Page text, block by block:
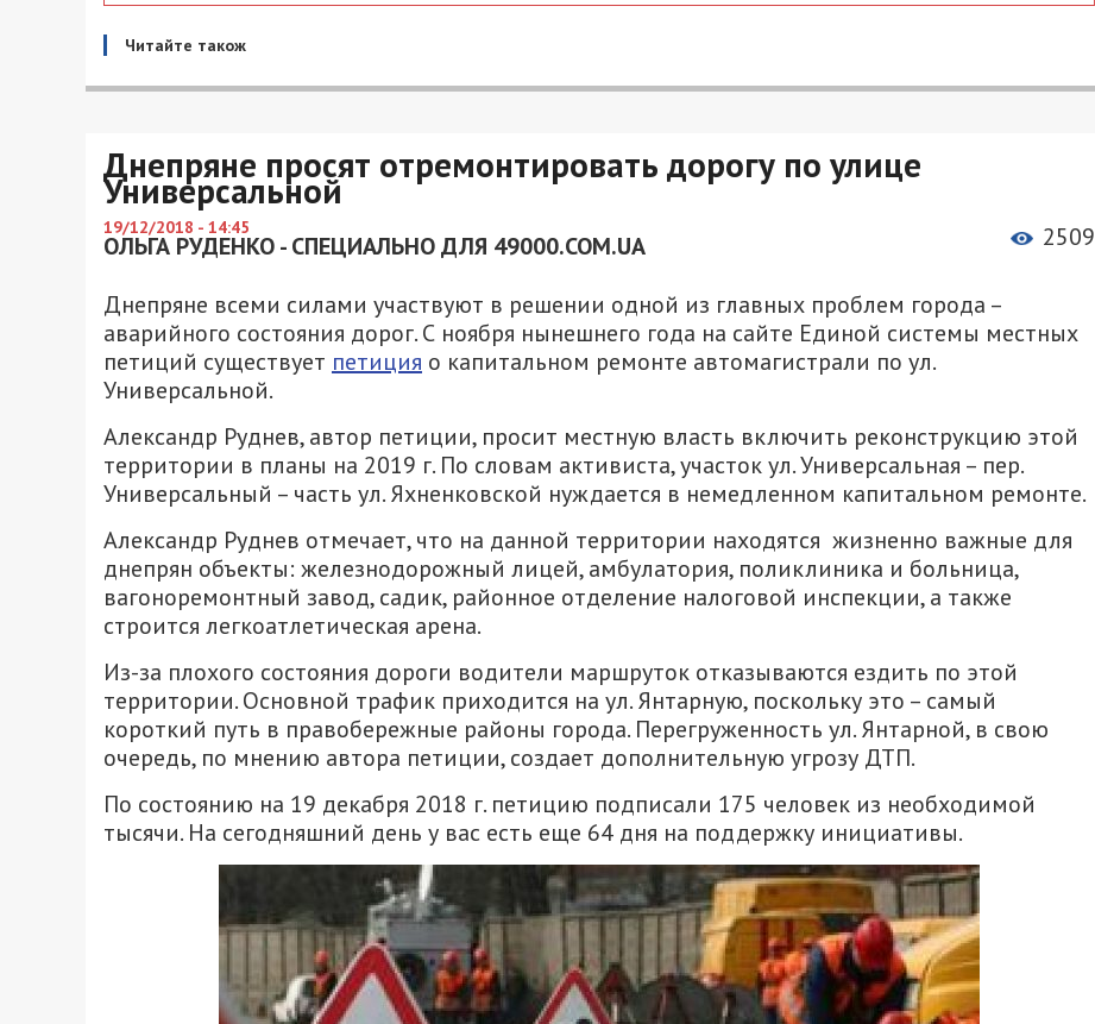
Читайте також
Днепряне просят отремонтировать дорогу по улице
Универсальной
19/12/2018 - 14:45
ОЛЬГА РУДЕНКО - СПЕЦИАЛЬНО ДЛЯ 49000.COM.UA 2509
Днепряне всеми силами участвуют в решении одной из главных проблем города –
аварийного состояния дорог. С ноября нынешнего года на сайте Единой системы местных
петиций существует петиция о капитальном ремонте автомагистрали по ул.
Универсальной.
Александр Руднев, автор петиции, просит местную власть включить реконструкцию этой
территории в планы на 2019 г. По словам активиста, участок ул. Универсальная – пер.
Универсальный – часть ул. Яхненковской нуждается в немедленном капитальном ремонте.
Александр Руднев отмечает, что на данной территории находятся жизненно важные для
днепрян объекты: железнодорожный лицей, амбулатория, поликлиника и больница,
вагоноремонтный завод, садик, районное отделение налоговой инспекции, а также
строится легкоатлетическая арена.
Из-за плохого состояния дороги водители маршруток отказываются ездить по этой
территории. Основной трафик приходится на ул. Янтарную, поскольку это – самый
короткий путь в правобережные районы города. Перегруженность ул. Янтарной, в свою
очередь, по мнению автора петиции, создает дополнительную угрозу ДТП.
По состоянию на 19 декабря 2018 г. петицию подписали 175 человек из необходимой
тысячи. На сегодняшний день у вас есть еще 64 дня на поддержку инициативы.